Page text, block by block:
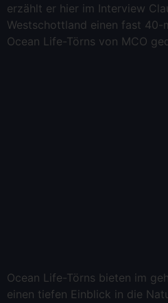
erzählt er hier im Interview
Westschottland einen fast 40-
Ocean Life-Törns von MCO
Ocean Life-Törns bieten im
einen tiefen Einblick in die